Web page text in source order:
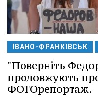
ІВАНО-ФРАНКІВСЬК
"Поверніть
продовжують
ФОТОрепортаж.